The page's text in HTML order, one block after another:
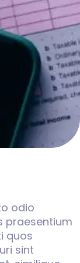
odio
praesentium
quos
sint